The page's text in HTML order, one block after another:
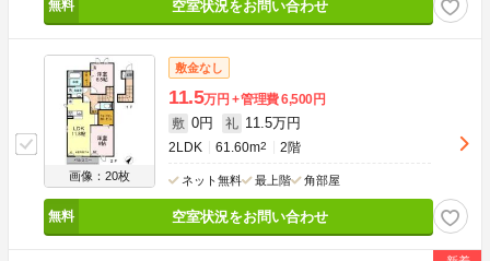
空室状況をお問い合わせ
画像：20枚
敷金なし
11.5万円 管理費6,500円
敷 0円 礼 11.5万円
2LDK 61.60m2 2階
ネット無料 最上階 角部屋
空室状況をお問い合わせ